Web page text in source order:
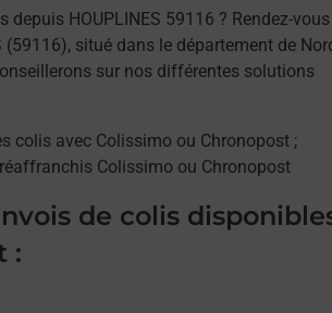
depuis HOUPLINES 59116 ? Rendez-
(59116), situé dans le département de
sur nos différentes solutions
colis avec Colissimo ou Chronopost ;
Colissimo ou Chronopost
de colis
: